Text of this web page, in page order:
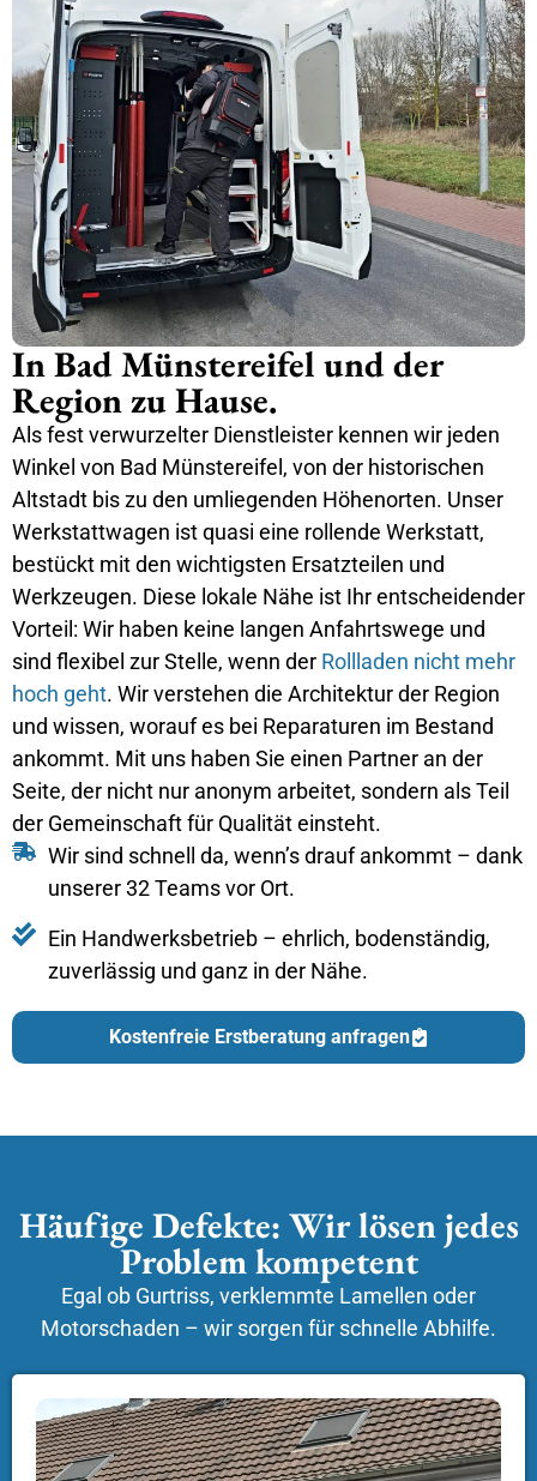
In Bad Münstereifel und der
Region zu Hause.
Als fest verwurzelter Dienstleister kennen wir jeden
Winkel von Bad Münstereifel, von der historischen
Altstadt bis zu den umliegenden Höhenorten. Unser
Werkstattwagen ist quasi eine rollende Werkstatt,
bestückt mit den wichtigsten Ersatzteilen und
Werkzeugen. Diese lokale Nähe ist Ihr entscheidender
Vorteil: Wir haben keine langen Anfahrtswege und
sind flexibel zur Stelle, wenn der Rollladen nicht mehr
hoch geht. Wir verstehen die Architektur der Region
und wissen, worauf es bei Reparaturen im Bestand
ankommt. Mit uns haben Sie einen Partner an der
Seite, der nicht nur anonym arbeitet, sondern als Teil
der Gemeinschaft für Qualität einsteht.
Wir sind schnell da, wenn’s drauf ankommt – dank
unserer 32 Teams vor Ort.
Ein Handwerksbetrieb – ehrlich, bodenständig,
zuverlässig und ganz in der Nähe.
Kostenfreie Erstberatung anfragen
Häufige Defekte: Wir lösen jedes
Problem kompetent
Egal ob Gurtriss, verklemmte Lamellen oder
Motorschaden – wir sorgen für schnelle Abhilfe.